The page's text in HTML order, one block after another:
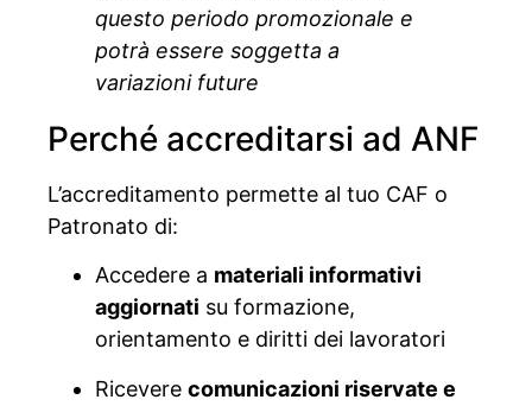
questo periodo promozionale e
potrà essere soggetta a
variazioni future
Perché accreditarsi ad ANF
L’accreditamento permette al tuo CAF o
Patronato di:
Accedere a materiali informativi
aggiornati su formazione,
orientamento e diritti dei lavoratori
Ricevere comunicazioni riservate e